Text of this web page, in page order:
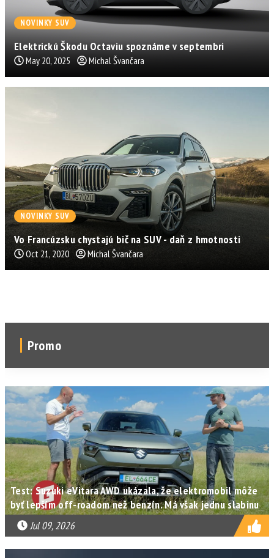
NOVINKY SUV
Elektrickú Škodu Octaviu spoznáme v septembri
May 20, 2025 Michal Švančara
NOVINKY SUV
Vo Francúzsku chystajú bič na SUV - daň z hmotnosti
Oct 21, 2020 Michal Švančara
Promo
Test: Suzuki eVitara AWD ukázala, že elektromobil môže
byť lepším off-roadom než benzín. Má však jednu slabinu
Jul 09, 2026